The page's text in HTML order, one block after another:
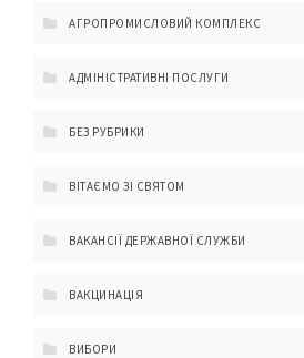
АГРОПРОМИСЛОВИЙ КОМПЛЕКС
АДМІНІСТРАТИВНІ ПОСЛУГИ
БЕЗ РУБРИКИ
ВІТАЄМО ЗІ СВЯТОМ
ВАКАНСІЇ ДЕРЖАВНОЇ СЛУЖБИ
ВАКЦИНАЦІЯ
ВИБОРИ